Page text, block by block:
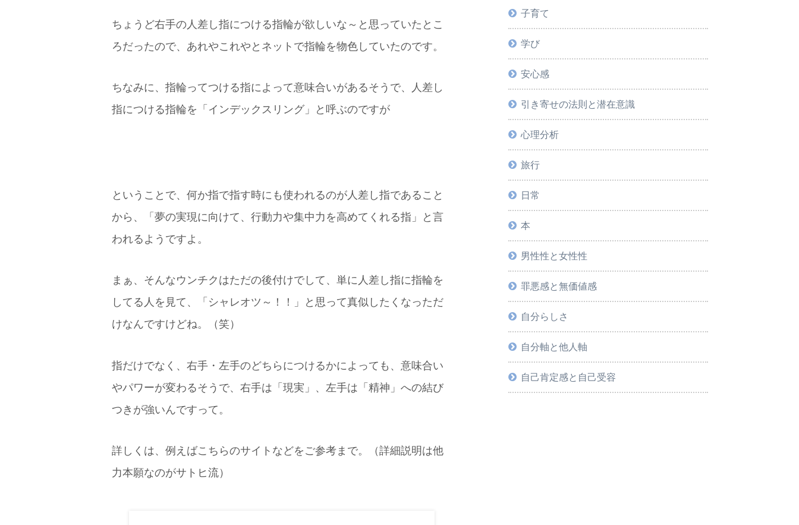
ちょうど右手の人差し指につける指輪が欲しいな～と思っていたとこ
ろだったので、あれやこれやとネットで指輪を物色していたのです。
ちなみに、指輪ってつける指によって意味合いがあるそうで、人差し
指につける指輪を「インデックスリング」と呼ぶのですが
ということで、何か指で指す時にも使われるのが人差し指であること
から、「夢の実現に向けて、行動力や集中力を高めてくれる指」と言
われるようですよ。
まぁ、そんなウンチクはただの後付けでして、単に人差し指に指輪を
してる人を見て、「シャレオツ～！！」と思って真似したくなっただ
けなんですけどね。（笑）
指だけでなく、右手・左手のどちらにつけるかによっても、意味合い
やパワーが変わるそうで、右手は「現実」、左手は「精神」への結び
つきが強いんですって。
詳しくは、例えばこちらのサイトなどをご参考まで。（詳細説明は他
力本願なのがサトヒ流）
子育て
学び
安心感
引き寄せの法則と潜在意識
心理分析
旅行
日常
本
男性性と女性性
罪悪感と無価値感
自分らしさ
自分軸と他人軸
自己肯定感と自己受容